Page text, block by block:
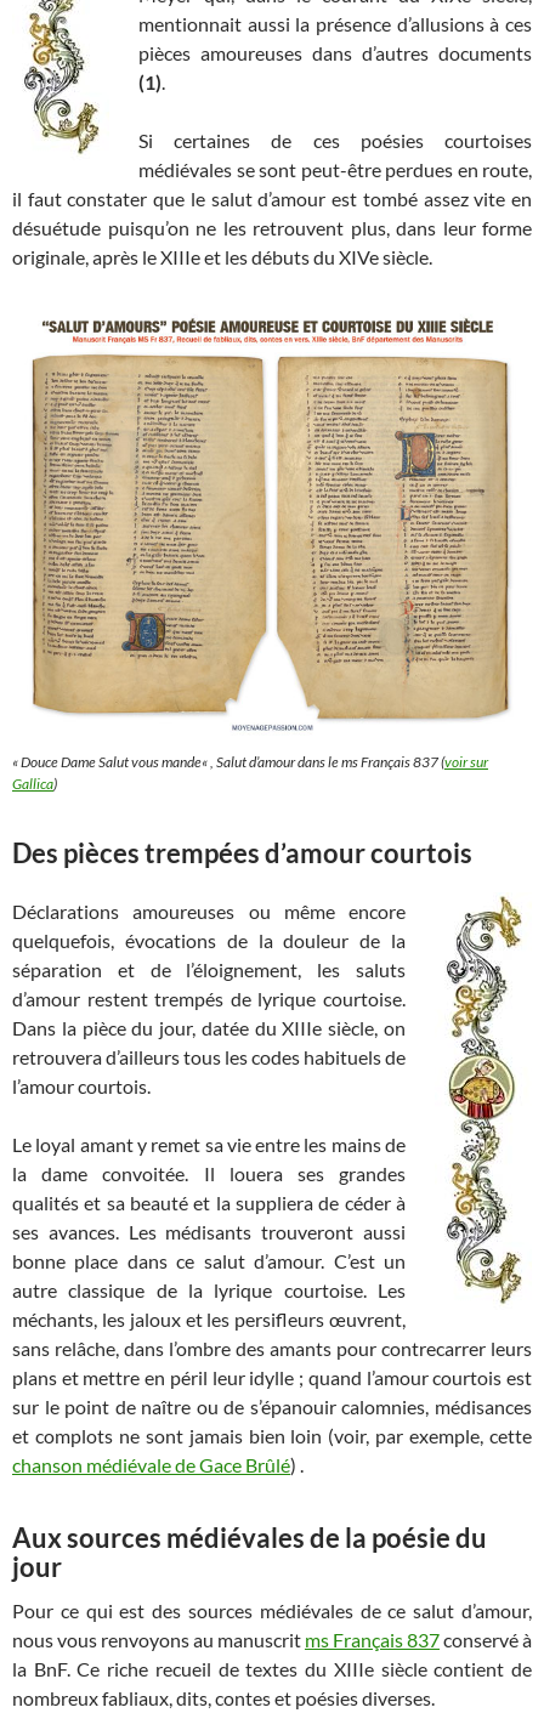
mentionnait aussi la présence d’allusions à ces
pièces amoureuses dans d’autres documents
(1).
Si certaines de ces poésies courtoises
médiévales se sont peut-être perdues en route,
il faut constater que le salut d’amour est tombé assez vite en
désuétude puisqu’on ne les retrouvent plus, dans leur forme
originale, après le XIIIe et les débuts du XIVe siècle.
«Douce Dame Salut vous mande« , Salut d’amour dans le ms Français 837 (voir sur
Gallica)
Des pièces trempées d’amour courtois
Déclarations amoureuses ou même encore
quelquefois, évocations de la douleur de la
séparation et de l’éloignement, les saluts
d’amour restent trempés de lyrique courtoise.
Dans la pièce du jour, datée du XIIIe siècle, on
retrouvera d’ailleurs tous les codes habituels de
l’amour courtois.
Le loyal amant y remet sa vie entre les mains de
la dame convoitée. Il louera ses grandes
qualités et sa beauté et la suppliera de céder à
ses avances. Les médisants trouveront aussi
bonne place dans ce salut d’amour. C’est un
autre classique de la lyrique courtoise. Les
méchants, les jaloux et les persifleurs œuvrent,
sans relâche, dans l’ombre des amants pour contrecarrer leurs
plans et mettre en péril leur idylle ; quand l’amour courtois est
sur le point de naître ou de s’épanouir calomnies, médisances
et complots ne sont jamais bien loin (voir, par exemple, cette
chanson médiévale de Gace Brûlé) .
Aux sources médiévales de la poésie du
jour
Pour ce qui est des sources médiévales de ce salut d’amour,
nous vous renvoyons au manuscrit ms Français 837conservé à
la BnF. Ce riche recueil de textes du XIIIe siècle contient de
nombreux fabliaux, dits, contes et poésies diverses.